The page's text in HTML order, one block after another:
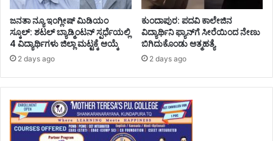
ಜನತಾ ನ್ಯೂ ಇಂಗ್ಲೀಷ್ ಮಿಡಿಯಂ
ಸ್ಕೂಲ್: ಶಟಲ್ ಬ್ಯಾಡ್ಮಿಂಟನ್ ಸ್ಪರ್ಧೆಯಲ್ಲಿ
4 ವಿದ್ಯಾರ್ಥಿಗಳು ಜಿಲ್ಲಾ ಮಟ್ಟಕ್ಕೆ ಆಯ್ಕೆ
2 days ago
ಕುಂದಾಪುರ: ಪದವಿ ಕಾಲೇಜಿನ
ವಿದ್ಯಾರ್ಥಿನಿ ಫ್ಯಾನ್‌ಗೆ ಸೀರೆಯಿಂದ ನೇಣು
ಬಿಗಿದುಕೊಂಡು ಆತ್ಮಹತ್ಯೆ
2 days ago